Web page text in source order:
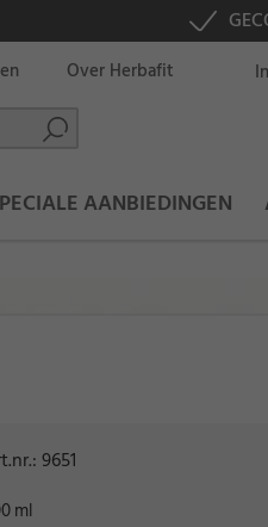
AANBIEDINGEN
Over Herbafit
9651
ml